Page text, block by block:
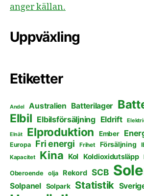
anger källan.
Uppväxling
Etiketter
Andel Australien Batterilager
Elbil Elbilsförsäljning Eldrift
Elnät Elproduktion Ember
Europa Fri energi Frihet Försäljning
Kapacitet Kina Kol Koldioxidutsläpp
Oberoende olja Rekord SCB
Solpanel Solpark Statistik